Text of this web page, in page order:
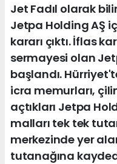
Jet Fadıl olarak
Jetpa Holding AŞ
kararı çıktı. İflas
sermayesi olan
başlandı.
icra memurları,
açtıkları Jetpa
malları tek tek
merkezinde yer
tutanağına